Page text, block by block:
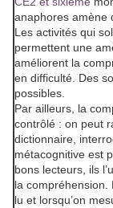
anaphores amène
Les activités qui
permettent une
améliorent la
en difficulté. Des
possibles.
Par ailleurs, la
contrôlé : on peut
dictionnaire,
métacognitive est
bons lecteurs, ils
la compréhension.
lu et lorsqu’on